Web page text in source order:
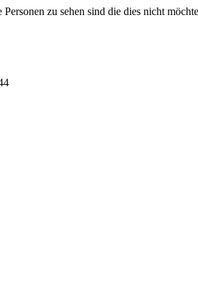
zu sehen sind die dies nicht